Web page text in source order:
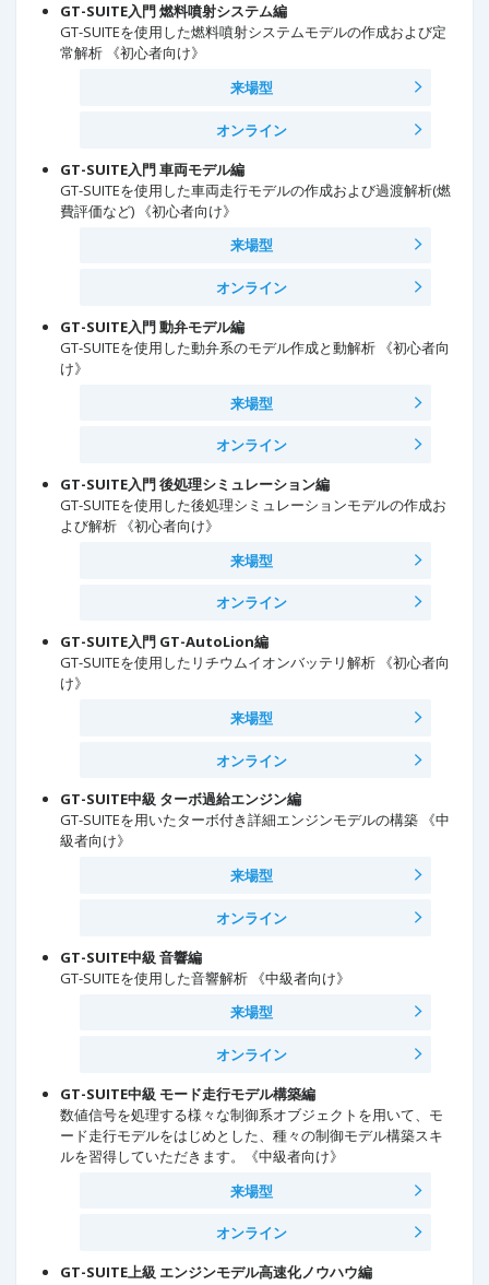
GT-SUITE入門 燃料噴射システム編
GT-SUITEを使用した燃料噴射システムモデルの作成および定
常解析 《初心者向け》
来場型
オンライン
GT-SUITE入門 車両モデル編
GT-SUITEを使用した車両走行モデルの作成および過渡解析(燃
費評価など) 《初心者向け》
来場型
オンライン
GT-SUITE入門 動弁モデル編
GT-SUITEを使用した動弁系のモデル作成と動解析 《初心者向
け》
来場型
オンライン
GT-SUITE入門 後処理シミュレーション編
GT-SUITEを使用した後処理シミュレーションモデルの作成お
よび解析 《初心者向け》
来場型
オンライン
GT-SUITE入門 GT-AutoLion編
GT-SUITEを使用したリチウムイオンバッテリ解析 《初心者向
け》
来場型
オンライン
GT-SUITE中級 ターボ過給エンジン編
GT-SUITEを用いたターボ付き詳細エンジンモデルの構築 《中
級者向け》
来場型
オンライン
GT-SUITE中級 音響編
GT-SUITEを使用した音響解析 《中級者向け》
来場型
オンライン
GT-SUITE中級 モード走行モデル構築編
数値信号を処理する様々な制御系オブジェクトを用いて、モ
ード走行モデルをはじめとした、種々の制御モデル構築スキ
ルを習得していただきます。《中級者向け》
来場型
オンライン
GT-SUITE上級 エンジンモデル高速化ノウハウ編